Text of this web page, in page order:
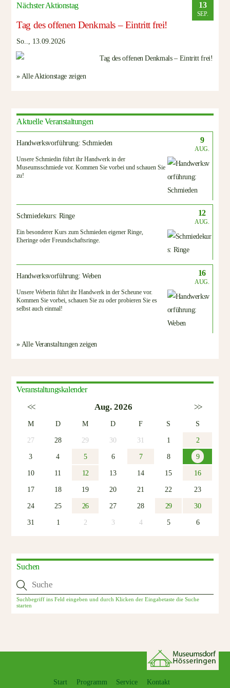
Nächster Aktionstag 13
SEP.
Tag des offenen Denkmals – Eintritt frei!
So.., 13.09.2026
» Alle Aktionstage zeigen
Aktuelle Veranstaltungen
Handwerksvorführung: Schmieden 9
AUG.
Unsere Schmiedin führt ihr Handwerk in der
Museumsschmiede vor. Kommen Sie vorbei und schauen Sie
zu!
Schmiedekurs: Ringe 12
AUG.
Ein besonderer Kurs zum Schmieden eigener Ringe,
Eheringe oder Freundschaftsringe.
Handwerksvorführung: Weben 16
AUG.
Unsere Weberin führt ihr Handwerk in der Scheune vor.
Kommen Sie vorbei, schauen Sie zu oder probieren Sie es
selbst auch einmal!
» Alle Veranstaltungen zeigen
Veranstaltungskalender
<< Aug. 2026 >>
M D M D F S
S
27
28 29 30 31 1
2
3
4 5 6 7 8
9
10
11 12 13 14 15
16
17
18 19 20 21 22
23
24
25 26 27 28 29
30
31
1 2 3 4 5 6
Suchen
Start Programm Service Kontakt